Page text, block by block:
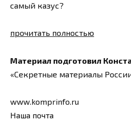
самый казус?
прочитать полностью
Материал подготовил
«Секретные материалы
www.komprinfo.ru
Наша почта